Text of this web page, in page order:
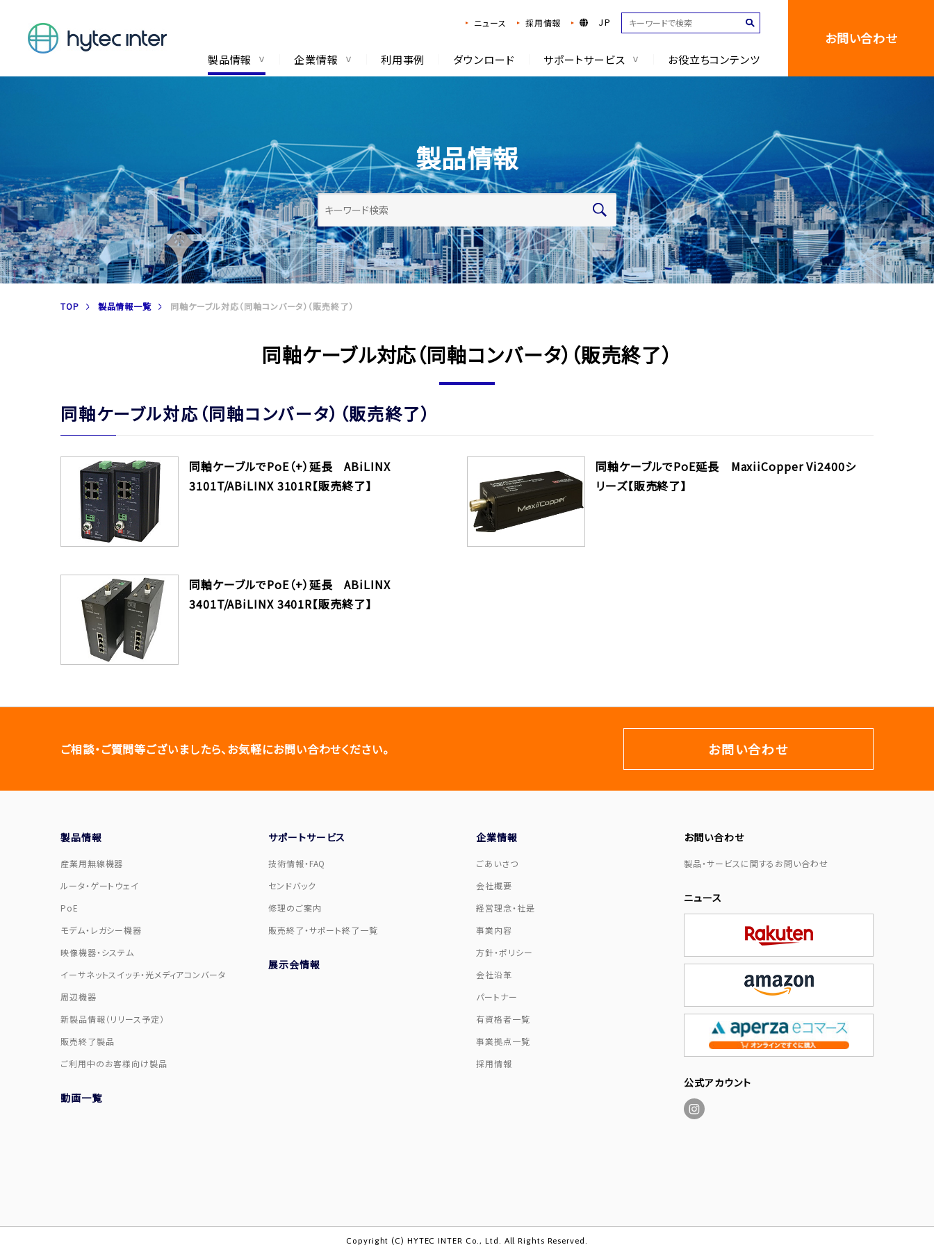
ニュース 採用情報 JP
製品情報 企業情報 利用事例 ダウンロード サポートサービス お役立ちコンテンツ
お問い合わせ
製品情報
TOP 製品情報一覧 同軸ケーブル対応（同軸コンバータ）（販売終了）
同軸ケーブル対応（同軸コンバータ）（販売終了）
同軸ケーブル対応（同軸コンバータ）（販売終了）
同軸ケーブルでPoE（+）延長 ABiLINX
3101T/ABiLINX 3101R【販売終了】
同軸ケーブルでPoE延長 MaxiiCopper Vi2400シ
リーズ【販売終了】
同軸ケーブルでPoE（+）延長 ABiLINX
3401T/ABiLINX 3401R【販売終了】
ご相談・ご質問等ございましたら、お気軽にお問い合わせください。 お問い合わせ
製品情報
産業用無線機器
ルータ・ゲートウェイ
PoE
モデム・レガシー機器
映像機器・システム
イーサネットスイッチ・光メディアコンバータ
周辺機器
新製品情報（リリース予定）
販売終了製品
ご利用中のお客様向け製品
動画一覧
サポートサービス
技術情報・FAQ
センドバック
修理のご案内
販売終了・サポート終了一覧
展示会情報
企業情報
ごあいさつ
会社概要
経営理念・社是
事業内容
方針・ポリシー
会社沿革
パートナー
有資格者一覧
事業拠点一覧
採用情報
お問い合わせ
製品・サービスに関するお問い合わせ
ニュース
公式アカウント
Copyright (C) HYTEC INTER Co., Ltd. All Rights Reserved.